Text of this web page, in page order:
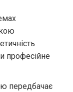
професійне
передбачає